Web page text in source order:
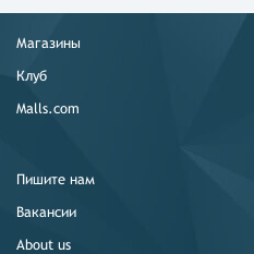
Магазины
Клуб
Malls.com
Пишите нам
Вакансии
About us